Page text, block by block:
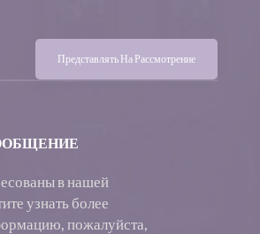
Представлять На Рассмотрение
в нашей
узнать более
пожалуйста,